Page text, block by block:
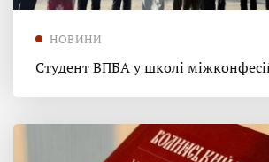
НОВИНИ
Студент ВПБА у школі